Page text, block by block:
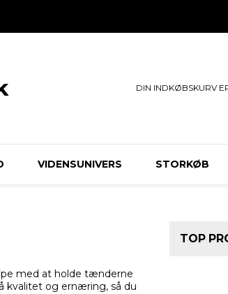
DIN INDKØBSKURV
VIDENSUNIVERS STORKØB
med at holde tænderne
kvalitet og ernæring, så du
TOP